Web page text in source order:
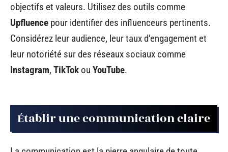
objectifs et valeurs. Utilisez des outils comme
Upfluence pour identifier des influenceurs pertinents.
Considérez leur audience, leur taux d’engagement et
leur notoriété sur des réseaux sociaux comme
Instagram, TikTok ou YouTube.
Établir une communication claire